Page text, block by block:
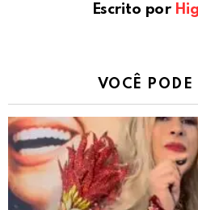
Escrito por
VOCÊ PODE